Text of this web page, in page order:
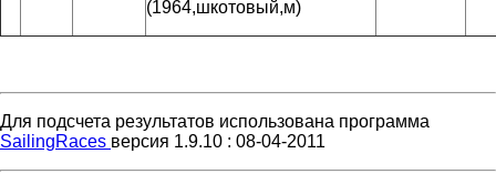
(1964,шкотовый,м)
Для подсчета результатов использована программа
SailingRaces версия 1.9.10 : 08-04-2011